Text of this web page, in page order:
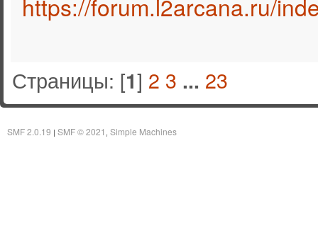
https://forum.l2arcana.ru/
Страницы: [1] 2 3 ... 23
SMF 2.0.19 | SMF © 2021 Simple Machines